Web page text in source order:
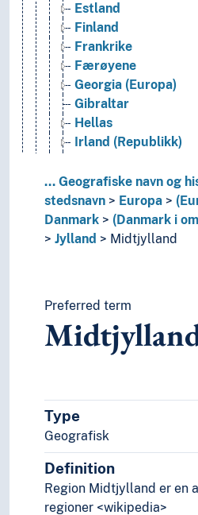
Estland
Finland
Frankrike
Færøyene
Georgia (Europa)
Gibraltar
Hellas
Irland (Republikk)
Italia
Jugoslavia
Kosovo
Kroatia
Litauen
Luxembourg (Stat)
Nederland
Norge
Polen
Portugal
... Geografiske navn og
stedsnavn
Europa
Danmark
(Danmark i
Jylland
Midtjylland
Preferred term
Type
Geografisk
Definition
Region Midtjylland er en
regioner <wikipedia>